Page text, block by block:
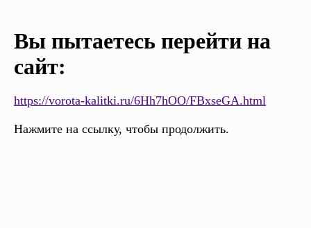
Вы пытаетесь перейти на
сайт:
https://vorota-kalitki.ru/6Hh7hOO/FBxseGA.html
Нажмите на ссылку, чтобы продолжить.